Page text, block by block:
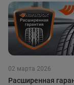
02 марта 2026
Расширенная